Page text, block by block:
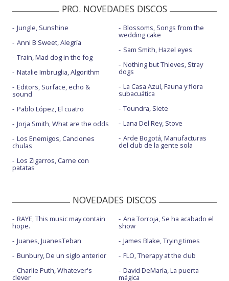
PRO. NOVEDADES DISCOS
Jungle, Sunshine
Anni B Sweet, Alegría
Train, Mad dog in the fog
Natalie Imbruglia, Algorithm
Editors, Surface, echo &
sound
Pablo López, El cuatro
Jorja Smith, What are the odds
Los Enemigos, Canciones
chulas
Los Zigarros, Carne con
patatas
Blossoms, Songs from the
wedding cake
Sam Smith, Hazel eyes
Nothing but Thieves, Stray
dogs
La Casa Azul, Fauna y flora
subacuática
Toundra, Siete
Lana Del Rey, Stove
Arde Bogotá, Manufacturas
del club de la gente sola
NOVEDADES DISCOS
RAYE, This music may contain
hope.
Juanes, JuanesTeban
Bunbury, De un siglo anterior
Charlie Puth, Whatever's
clever
Ana Torroja, Se ha acabado el
show
James Blake, Trying times
FLO, Therapy at the club
David DeMaría, La puerta
mágica